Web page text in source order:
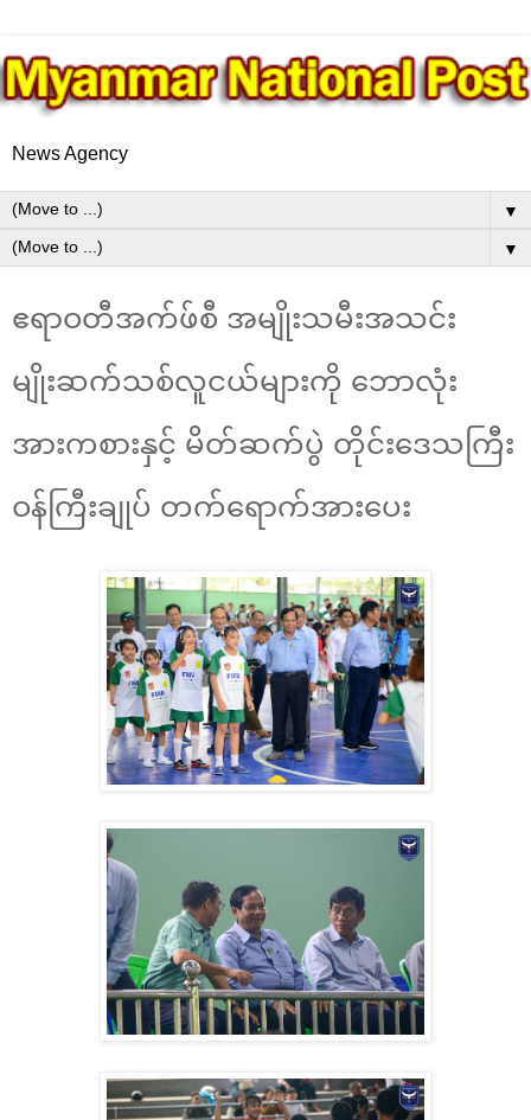
News Agency
▼
▼
ဧရာဝတီအက်ဖ်စီ အမျိုးသမီးအသင်း
မျိုးဆက်သစ်လူငယ်များကို ဘောလုံး
အားကစားနှင့် မိတ်ဆက်ပွဲ တိုင်းဒေသကြီး
ဝန်ကြီးချုပ် တက်ရောက်အားပေး